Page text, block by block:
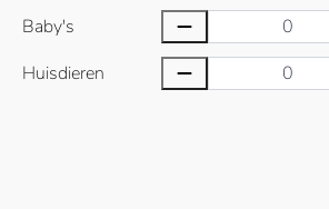
Baby's
Huisdieren